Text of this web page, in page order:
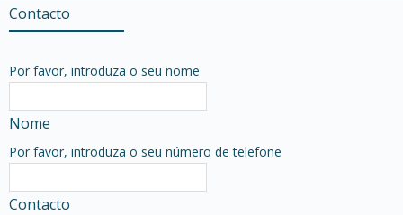
Contacto
Por favor, introduza o seu nome
Nome
Por favor, introduza o seu número de telefone
Contacto